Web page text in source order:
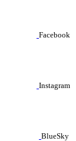
Facebook
Instagram
BlueSky